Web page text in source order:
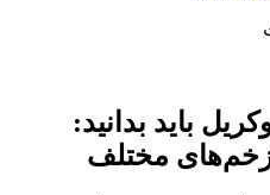
باید بدانید:
زخم‌های مختلف